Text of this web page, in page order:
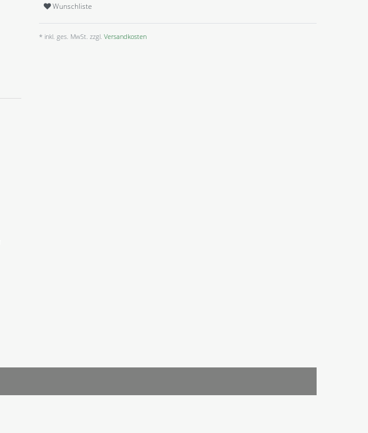
Wunschliste
* inkl. ges. MwSt. zzgl. Versandkosten